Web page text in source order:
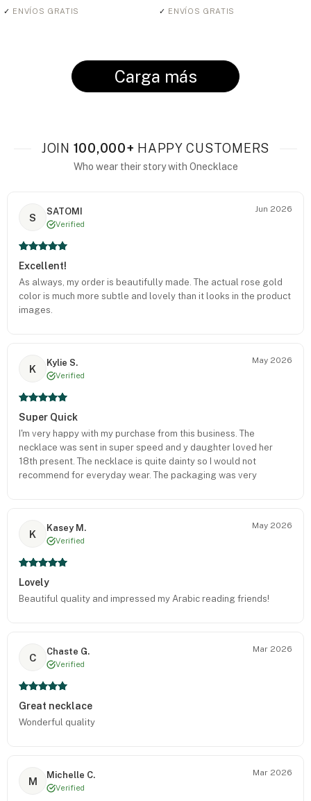
✓ ENVÍOS GRATIS ✓ ENVÍOS GRATIS
Carga más
JOIN 100,000+ HAPPY CUSTOMERS
Who wear their story with Onecklace
S
SATOMI
Verified
Jun 2026
Excellent!
As always, my order is beautifully made. The actual rose gold
color is much more subtle and lovely than it looks in the product
images.
K
Kylie S.
Verified
May 2026
Super Quick
I'm very happy with my purchase from this business. The
necklace was sent in super speed and y daughter loved her
18th present. The necklace is quite dainty so I would not
recommend for everyday wear. The packaging was very
K
Kasey M.
Verified
May 2026
Lovely
Beautiful quality and impressed my Arabic reading friends!
C
Chaste G.
Verified
Mar 2026
Great necklace
Wonderful quality
M
Michelle C.
Verified
Mar 2026